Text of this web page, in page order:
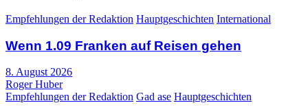
Empfehlungen der Redaktion Hauptgeschichten International
Wenn 1.09 Franken auf Reisen gehen
8. August 2026
Roger Huber
Empfehlungen der Redaktion Gad ase Hauptgeschichten